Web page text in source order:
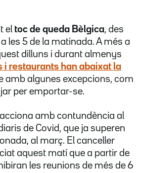
el toc de queda Bèlgica, des
les 5 de la matinada. A més a
dilluns i durant almenys
i restaurants han abaixat la
amb algunes excepcions, com
per emportar-se.
amb contundència al
de Covid, que ja superen
al març. El canceller
aquest matí que a partir de
les reunions de més de 6